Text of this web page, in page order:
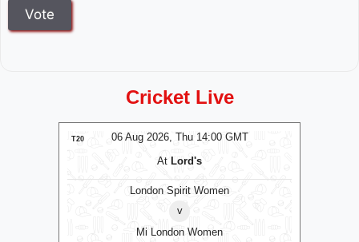
Cricket Live
06 Aug 2026, Thu 14:00 GMT
T20
At Lord's
London Spirit Women
v
Mi London Women